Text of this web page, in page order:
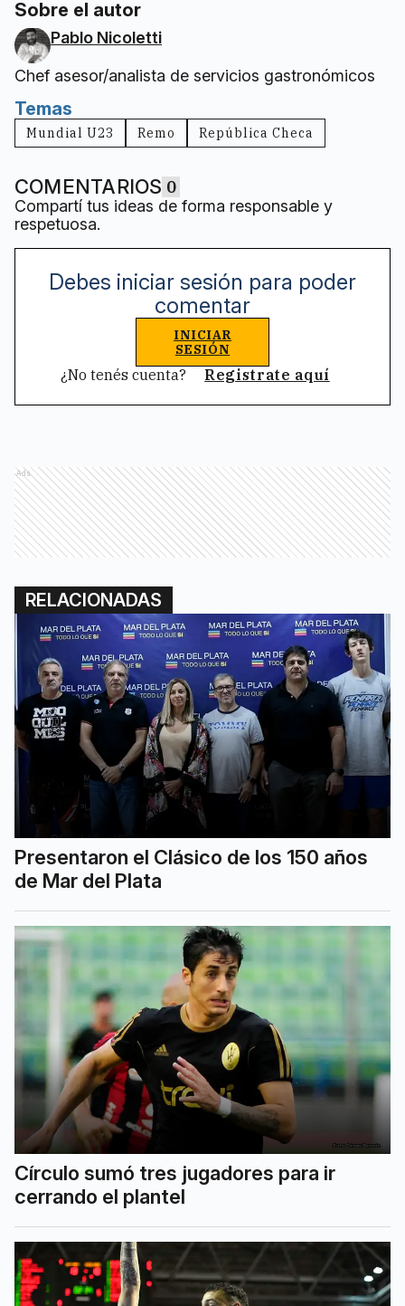
Sobre el autor
Pablo Nicoletti
Chef asesor/analista de servicios gastronómicos
Temas
Mundial U23 Remo República Checa
COMENTARIOS 0
Compartí tus ideas de forma responsable y
respetuosa.
Debes iniciar sesión para poder
comentar
INICIAR
SESIÓN
¿No tenés cuenta? Registrate aquí
Ads
RELACIONADAS
Presentaron el Clásico de los 150 años
de Mar del Plata
Círculo sumó tres jugadores para ir
cerrando el plantel